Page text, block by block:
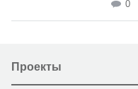
0
Проекты